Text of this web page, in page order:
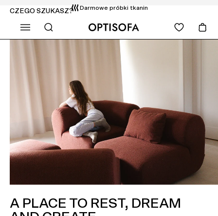
Darmowe próbki tkanin
CZEGO SZUKASZ?
A PLACE TO REST, DREAM